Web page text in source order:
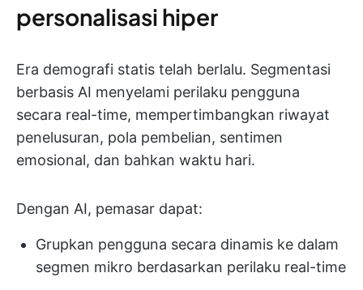
personalisasi hiper
Era demografi statis telah berlalu. Segmentasi
berbasis AI menyelami perilaku pengguna
secara real-time, mempertimbangkan riwayat
penelusuran, pola pembelian, sentimen
emosional, dan bahkan waktu hari.
Dengan AI, pemasar dapat:
Grupkan pengguna secara dinamis ke dalam
segmen mikro berdasarkan perilaku real-time